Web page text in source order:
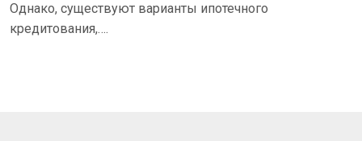
Однако, существуют варианты ипотечного
кредитования,….